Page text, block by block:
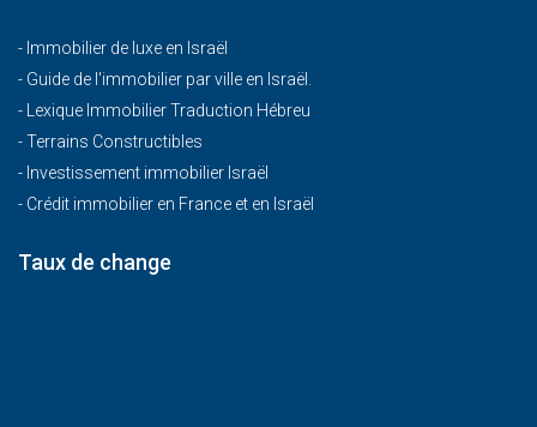
- Immobilier de luxe en Israël
- Guide de l'immobilier par ville en Israël.
- Lexique Immobilier Traduction Hébreu
-Terrains Constructibles
- Investissement immobilier Israël
- Crédit immobilier en France et en Israël
Taux de change